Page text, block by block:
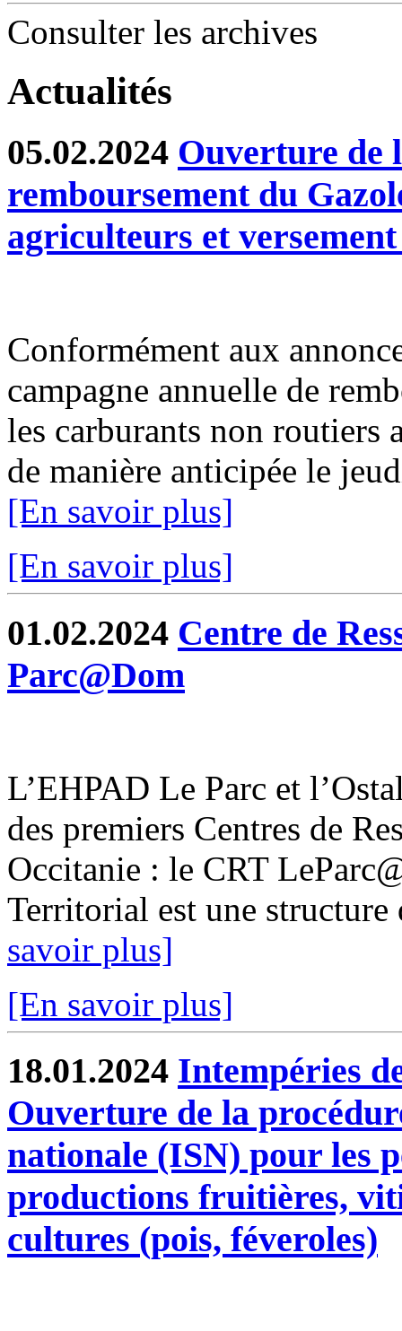
Consulter les archives
Actualités
05.02.2024 Ouverture de
remboursement du
agriculteurs et
Conformément aux
campagne annuelle de
les carburants non routiers
de manière anticipée le
[En savoir plus]
[En savoir plus]
01.02.2024 Centre de
Parc@Dom
L’EHPAD Le Parc et
des premiers Centres de
Occitanie : le CRT
Territorial est une
savoir plus]
[En savoir plus]
18.01.2024 Intempéries
Ouverture de la
nationale (ISN) pour les
productions fruitières,
cultures (pois, féveroles)